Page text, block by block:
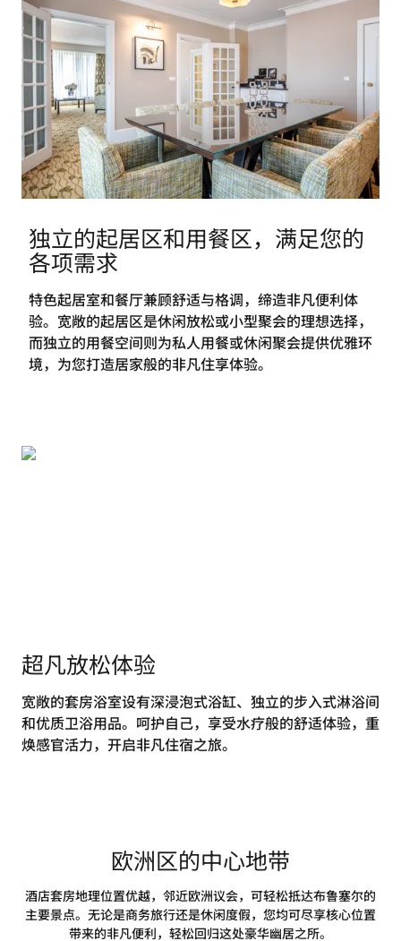
独立的起居区和用餐区，满足您的
各项需求
特色起居室和餐厅兼顾舒适与格调，缔造非凡便利体
验。宽敞的起居区是休闲放松或小型聚会的理想选择，
而独立的用餐空间则为私人用餐或休闲聚会提供优雅环
境，为您打造居家般的非凡住享体验。
超凡放松体验
宽敞的套房浴室设有深浸泡式浴缸、独立的步入式淋浴间
和优质卫浴用品。呵护自己，享受水疗般的舒适体验，重
焕感官活力，开启非凡住宿之旅。
欧洲区的中心地带
酒店套房地理位置优越，邻近欧洲议会，可轻松抵达布鲁塞尔的
主要景点。无论是商务旅行还是休闲度假，您均可尽享核心位置
带来的非凡便利，轻松回归这处豪华幽居之所。